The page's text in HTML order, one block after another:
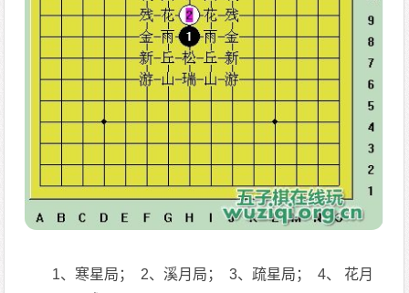
1、寒星局； 2、溪月局； 3、疏星局； 4、 花月